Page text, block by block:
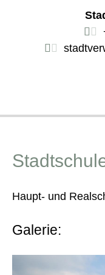
Haupt- und
Galerie: